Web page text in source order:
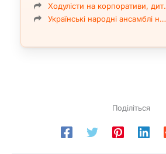
Ходулісти на корпоративи,
Українські народні ансамблі н…
Поділіться